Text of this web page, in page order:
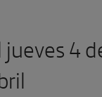
jueves 4